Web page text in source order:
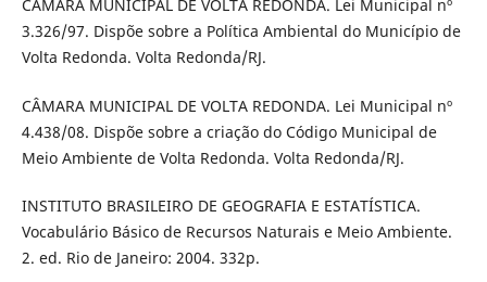
CÂMARA MUNICIPAL DE VOLTA REDONDA. Lei Municipal nº
3.326/97. Dispõe sobre a Política Ambiental do Município de
Volta Redonda. Volta Redonda/RJ.
CÂMARA MUNICIPAL DE VOLTA REDONDA. Lei Municipal nº
4.438/08. Dispõe sobre a criação do Código Municipal de
Meio Ambiente de Volta Redonda. Volta Redonda/RJ.
INSTITUTO BRASILEIRO DE GEOGRAFIA E ESTATÍSTICA.
Vocabulário Básico de Recursos Naturais e Meio Ambiente.
2. ed. Rio de Janeiro: 2004. 332p.